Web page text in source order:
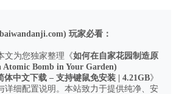
玩家必看：
文为您独家整理《如何在自家花园制造原
Bomb in Your Garden)
体中文下载 – 支持键鼠免安装 | 4.21GB》
详细配置说明。本站致力于提供纯净、安